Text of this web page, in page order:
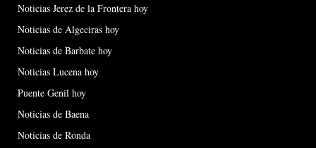
Noticias Jerez de la Frontera hoy
Noticias de Algeciras hoy
Noticias de Barbate hoy
Noticias Lucena hoy
Puente Genil hoy
Noticias de Baena
Noticias de Ronda